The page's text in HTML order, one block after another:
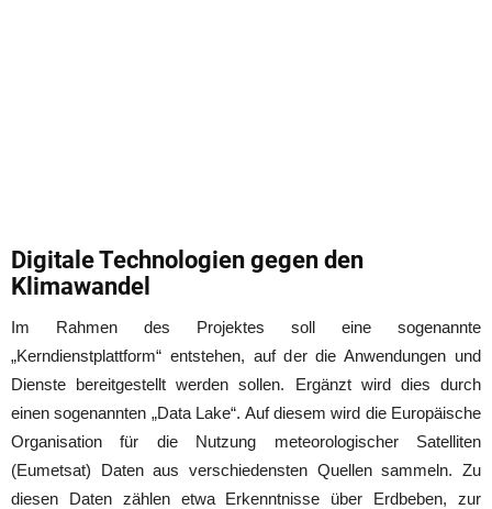
Digitale Technologien gegen den
Klimawandel
Im Rahmen des Projektes soll eine sogenannte
„Kerndienstplattform“ entstehen, auf der die Anwendungen und
Dienste bereitgestellt werden sollen. Ergänzt wird dies durch
einen sogenannten „Data Lake“. Auf diesem wird die Europäische
Organisation für die Nutzung meteorologischer Satelliten
(Eumetsat) Daten aus verschiedensten Quellen sammeln. Zu
diesen Daten zählen etwa Erkenntnisse über Erdbeben, zur